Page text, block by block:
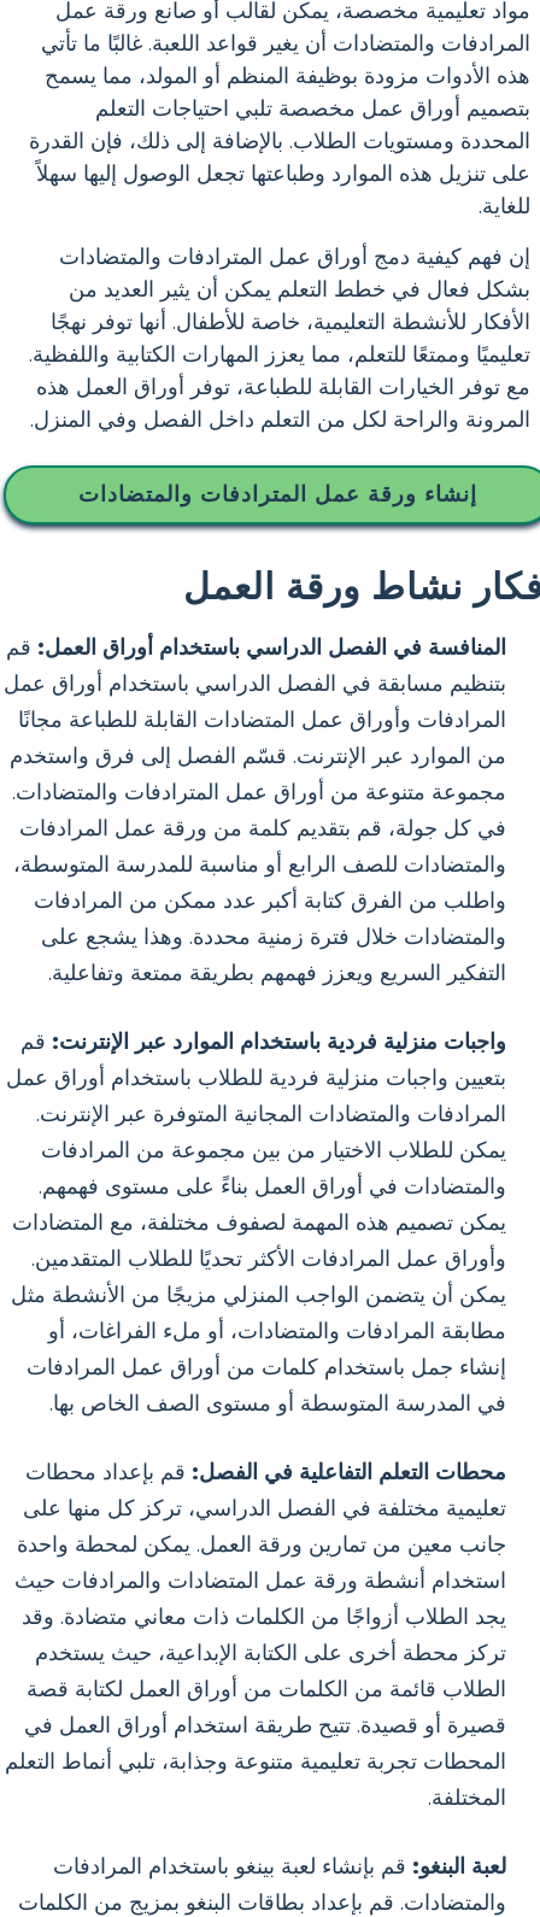
مواد تعليمية مخصصة، يمكن لقالب أو صانع ورقة عمل
المرادفات والمتضادات أن يغير قواعد اللعبة. غالبًا ما تأتي
هذه الأدوات مزودة بوظيفة المنظم أو المولد، مما يسمح
بتصميم أوراق عمل مخصصة تلبي احتياجات التعلم
المحددة ومستويات الطلاب. بالإضافة إلى ذلك، فإن القدرة
على تنزيل هذه الموارد وطباعتها تجعل الوصول إليها سهلاً
للغاية.
إن فهم كيفية دمج أوراق عمل المترادفات والمتضادات
بشكل فعال في خطط التعلم يمكن أن يثير العديد من
الأفكار للأنشطة التعليمية، خاصة للأطفال. أنها توفر نهجًا
تعليميًا وممتعًا للتعلم، مما يعزز المهارات الكتابية واللفظية.
مع توفر الخيارات القابلة للطباعة، توفر أوراق العمل هذه
المرونة والراحة لكل من التعلم داخل الفصل وفي المنزل.
إنشاء ورقة عمل المترادفات والمتضادات
نشاط ورقة العمل
المنافسة في الفصل الدراسي باستخدام أوراق العمل: قم
بتنظيم مسابقة في الفصل الدراسي باستخدام أوراق عمل
المرادفات وأوراق عمل المتضادات القابلة للطباعة مجانًا
من الموارد عبر الإنترنت. قسّم الفصل إلى فرق واستخدم
مجموعة متنوعة من أوراق عمل المترادفات والمتضادات.
في كل جولة، قم بتقديم كلمة من ورقة عمل المرادفات
والمتضادات للصف الرابع أو مناسبة للمدرسة المتوسطة،
واطلب من الفرق كتابة أكبر عدد ممكن من المرادفات
والمتضادات خلال فترة زمنية محددة. وهذا يشجع على
التفكير السريع ويعزز فهمهم بطريقة ممتعة وتفاعلية.
واجبات منزلية فردية باستخدام الموارد عبر الإنترنت: قم
بتعيين واجبات منزلية فردية للطلاب باستخدام أوراق عمل
المرادفات والمتضادات المجانية المتوفرة عبر الإنترنت.
يمكن للطلاب الاختيار من بين مجموعة من المرادفات
والمتضادات في أوراق العمل بناءً على مستوى فهمهم.
يمكن تصميم هذه المهمة لصفوف مختلفة، مع المتضادات
وأوراق عمل المرادفات الأكثر تحديًا للطلاب المتقدمين.
يمكن أن يتضمن الواجب المنزلي مزيجًا من الأنشطة مثل
مطابقة المرادفات والمتضادات، أو ملء الفراغات، أو
إنشاء جمل باستخدام كلمات من أوراق عمل المرادفات
في المدرسة المتوسطة أو مستوى الصف الخاص بها.
محطات التعلم التفاعلية في الفصل: قم بإعداد محطات
تعليمية مختلفة في الفصل الدراسي، تركز كل منها على
جانب معين من تمارين ورقة العمل. يمكن لمحطة واحدة
استخدام أنشطة ورقة عمل المتضادات والمرادفات حيث
يجد الطلاب أزواجًا من الكلمات ذات معاني متضادة. وقد
تركز محطة أخرى على الكتابة الإبداعية، حيث يستخدم
الطلاب قائمة من الكلمات من أوراق العمل لكتابة قصة
قصيرة أو قصيدة. تتيح طريقة استخدام أوراق العمل في
المحطات تجربة تعليمية متنوعة وجذابة، تلبي أنماط التعلم
المختلفة.
لعبة البنغو: قم بإنشاء لعبة بينغو باستخدام المرادفات
والمتضادات. قم بإعداد بطاقات البنغو بمزيج من الكلمات